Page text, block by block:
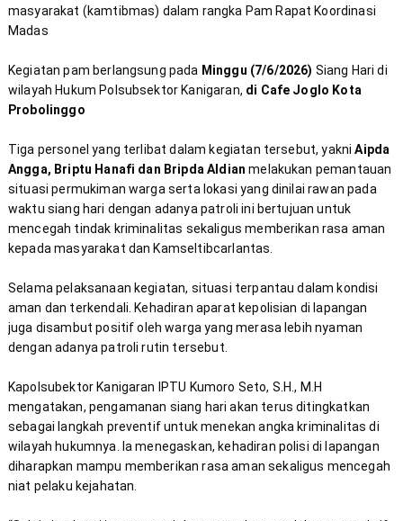
masyarakat (kamtibmas) dalam rangka Pam Rapat Koordinasi
Kegiatan pam berlangsung pada Minggu (7/6/2026) Siang Hari di
wilayah Hukum Polsubsektor Kanigaran, di Cafe Joglo Kota
Probolinggo
Tiga personel yang terlibat dalam kegiatan tersebut, yakni Aipda
Angga, Briptu Hanafi dan Bripda Aldian melakukan pemantauan
situasi permukiman warga serta lokasi yang dinilai rawan pada
waktu siang hari dengan adanya patroli ini bertujuan untuk
mencegah tindak kriminalitas sekaligus memberikan rasa aman
Selama pelaksanaan kegiatan, situasi terpantau dalam kondisi
aman dan terkendali. Kehadiran aparat kepolisian di lapangan
juga disambut positif oleh warga yang merasa lebih nyaman
Kapolsubektor Kanigaran IPTU Kumoro Seto, S.H., M.H
mengatakan, pengamanan siang hari akan terus ditingkatkan
sebagai langkah preventif untuk menekan angka kriminalitas di
wilayah hukumnya. Ia menegaskan, kehadiran polisi di lapangan
diharapkan mampu memberikan rasa aman sekaligus mencegah